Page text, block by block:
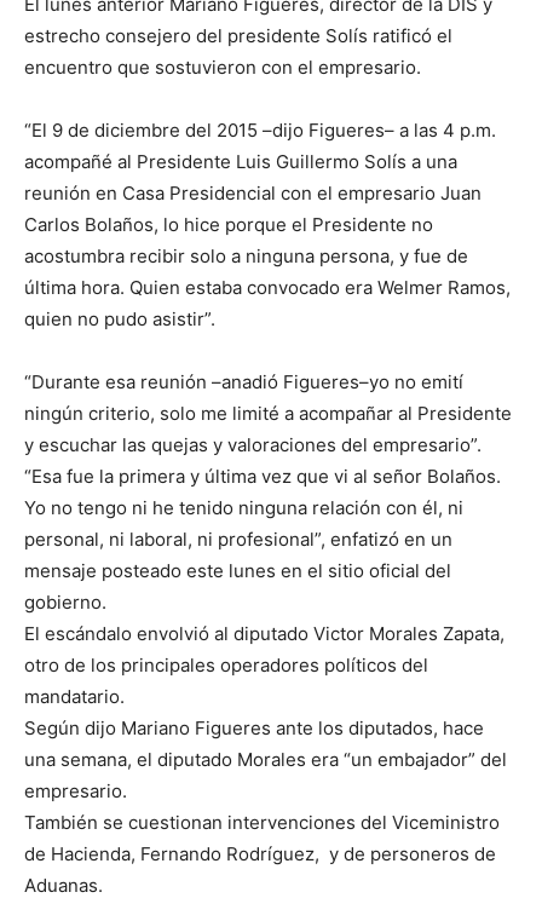
estrecho consejero del presidente Solís ratificó el
encuentro que sostuvieron con el empresario.
“El 9 de diciembre del 2015 –dijo Figueres– a las 4 p.m.
acompañé al Presidente Luis Guillermo Solís a una
reunión en Casa Presidencial con el empresario Juan
Carlos Bolaños, lo hice porque el Presidente no
acostumbra recibir solo a ninguna persona, y fue de
última hora. Quien estaba convocado era Welmer Ramos,
quien no pudo asistir”.
“Durante esa reunión –anadió Figueres–yo no emití
ningún criterio, solo me limité a acompañar al Presidente
y escuchar las quejas y valoraciones del empresario”.
“Esa fue la primera y última vez que vi al señor Bolaños.
Yo no tengo ni he tenido ninguna relación con él, ni
personal, ni laboral, ni profesional”, enfatizó en un
mensaje posteado este lunes en el sitio oficial del
gobierno.
El escándalo envolvió al diputado Victor Morales Zapata,
otro de los principales operadores políticos del
mandatario.
Según dijo Mariano Figueres ante los diputados, hace
una semana, el diputado Morales era “un embajador” del
empresario.
También se cuestionan intervenciones del Viceministro
de Hacienda, Fernando Rodríguez, y de personeros de
Aduanas.